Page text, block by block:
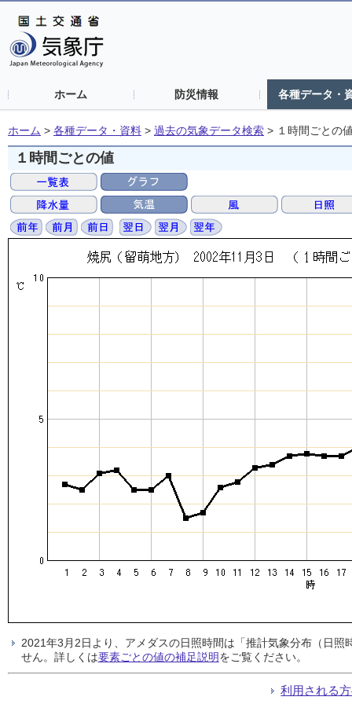
ホーム 防災情報 各種データ・
ホーム > 各種データ・資料 > 過去の気象データ検索 > １時間ごとの
１時間ごとの値
2021年3月2日より、アメダスの日照時間は「推計気象分布（日
せん。詳しくは要素ごとの値の補足説明をご覧ください。
利用される